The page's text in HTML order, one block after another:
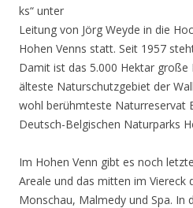
ks“ unter
Leitung von Jörg Weyde in die
Hohen Venns statt. Seit 1957
Damit ist das 5.000 Hektar große
älteste Naturschutzgebiet der
wohl berühmteste Naturreservat
Deutsch-Belgischen Naturparks
Im Hohen Venn gibt es noch
Areale und das mitten im Viereck
Monschau, Malmedy und Spa. In